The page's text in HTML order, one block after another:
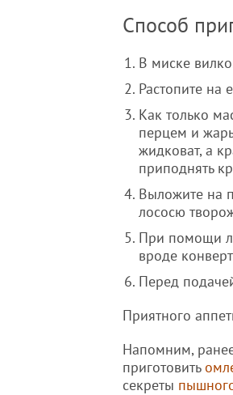
Способ
В миске
Растопите на
Как только
перцем и
жидковат, а
приподнять
Выложите на
лососю
При помощи
вроде
Перед
Приятного
Напомним,
приготовить
секреты